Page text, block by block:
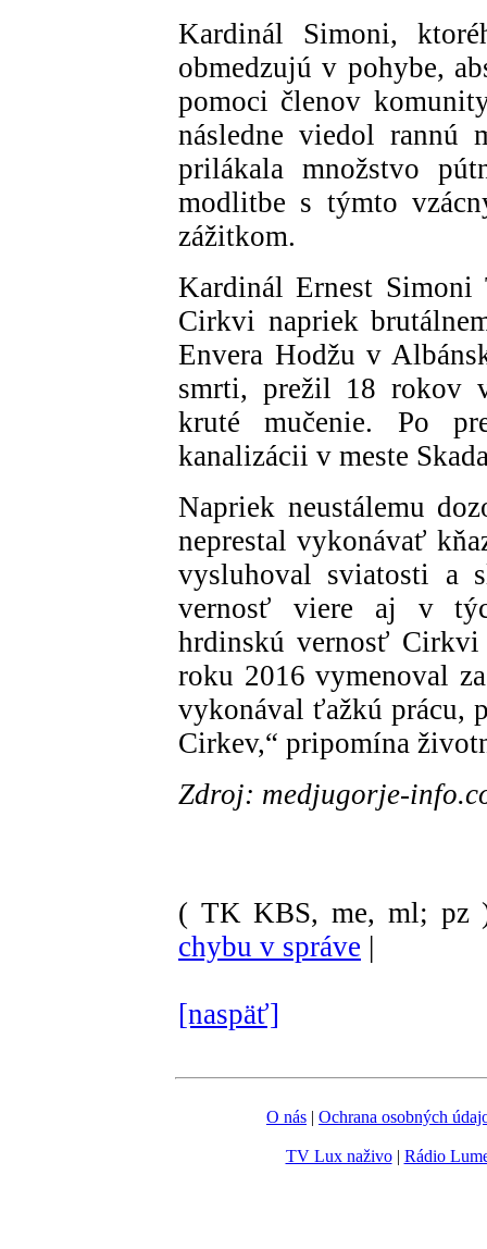
Kardinál Simoni,
obmedzujú v pohybe,
pomoci členov
následne viedol rannú
prilákala množstvo
modlitbe s týmto
zážitkom.
Kardinál Ernest
Cirkvi napriek
Envera Hodžu v
smrti, prežil 18 rokov
kruté mučenie. Po
kanalizácii v meste
Napriek neustálemu
neprestal vykonávať
vysluhoval sviatosti a
vernosť viere aj v
hrdinskú vernosť
roku 2016 vymenoval
vykonával ťažkú prácu,
Cirkev,“ pripomína
Zdroj: medjugorje-
( TK KBS, me, ml; pz
chybu v správe |
[naspäť]
O nás | Ochrana osobných
TV Lux naživo| Rádio